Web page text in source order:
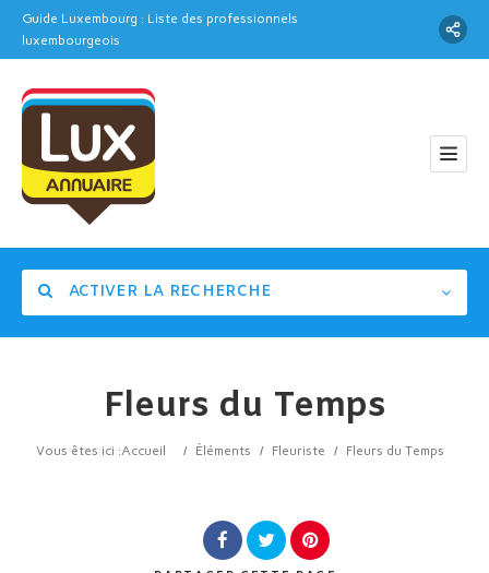
Guide Luxembourg : Liste des professionnels
luxembourgeois
ACTIVER LA RECHERCHE
Catégorie
Fleurs du Temps
Vous êtes ici :Accueil / Éléments / Fleuriste / Fleurs du Temps